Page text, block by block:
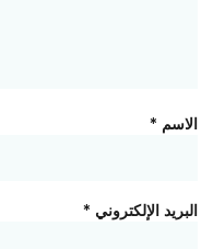
الاسم *
البريد الإلكتروني *